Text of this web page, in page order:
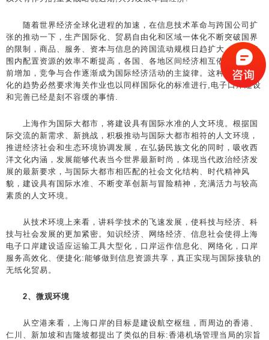
随着世界经济全球化进程的加速，在信息技术革命与跨国公司扩
张的推动一下，生产国际化、贸易自由化和区域一体化不断突破国界
的限制，商品、服务、资本与信息的跨国流动规模日趋扩大，世界范
围内配置资源的效率不断提高，各国、各地区间经济相互依赖程度空
前增加，竞争与合作逐渐成为国际经济活动的主旋律。这种贸易国际
化的趋势必然要求海关作业也以同样国际化的标准进行,电子口岸建设
和完善已经是刻不容缓的事情.
上海作为国际大都市，将建设具有国际水准的人文环境。根据国
际交流的新需求、新挑战，积极推动与国际大都市相符的人文环境，
推进经济社会和生态环境协调发展，在弘扬民族文化的同时，吸收西
洋文化内涵，发展能够代表当今世界最新时尚，体现当代政治经济发
展的最新要求，与国际大都市相匹配的社会文化结构、时代精神风
貌，建设具有国际水准、不断变革创新与冒险精神，充满活力与较高
素质的人文环境。
从技术环境上来看，讲科学技术的飞速发展，使科技与经济、科
技与社会发展的更加紧密。知识经济、网络经济、信息社会使得上海
电子口岸建设适应运输工具大型化，口岸运作信息化、网络化，口岸
服务高效化、便捷化:能够做到信息资源共享，真正实现与国际接轨的
无纸化贸易。
2、微观环境
从空港来看，上海口岸的目标是建设航空枢纽，而周边的香港、
仁川、新加坡和吉隆坡都提出了类似的目标:香港机场管理当局的宗旨